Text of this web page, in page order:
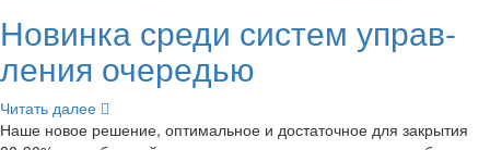
Но­вин­ка среди си­стем управ­
ле­ния оче­ре­дью
Чи­тать далее
Наше новое ре­ше­ние, оп­ти­маль­ное и до­ста­точ­ное для за­кры­тия